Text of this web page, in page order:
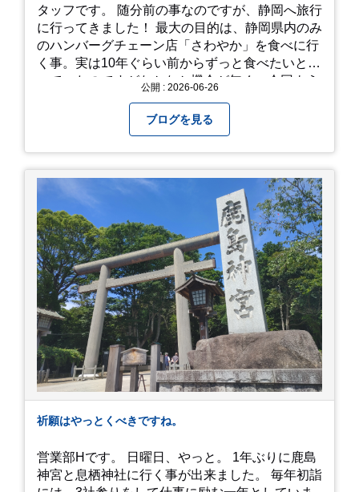
タッフです。 随分前の事なのですが、静岡へ旅行
に行ってきました！ 最大の目的は、静岡県内のみ
のハンバーグチェーン店「さわやか」を食べに行
く事。実は10年ぐらい前からずっと食べたいと思
っていたのですがなかなか機会が無く、今回よう
って待機する事になったのですが、、10時頃にも
らった整理券で、お店に入れるのは12時過ぎ頃で
した。大人気とは聞いていましたがここまでと
は、、！！ 駅前ショッピングモール内の店舗だっ
たのでお買い物をしつつ待機して遂に入店。ハン
バーグはレアな焼き加減でとってもジューシーで
最高に美味しかったです！！目の前で店員さんが
カットしてくれるのもとっても良かったです。 こ
れは何個でも行けてしまう勢い、、！！！ 皆様も
静岡へ行く予定がありましたら是非とも召し上が
って見てください！予約は行っていないようなの
で、時と場合とタイミングと要相談で
す、、！！！
公開 : 2026-06-26
ブログを見る
祈願はやっとくべきですね。
営業部Hです。 日曜日、やっと。 1年ぶりに鹿島
神宮と息栖神社に行く事が出来ました。 毎年初詣